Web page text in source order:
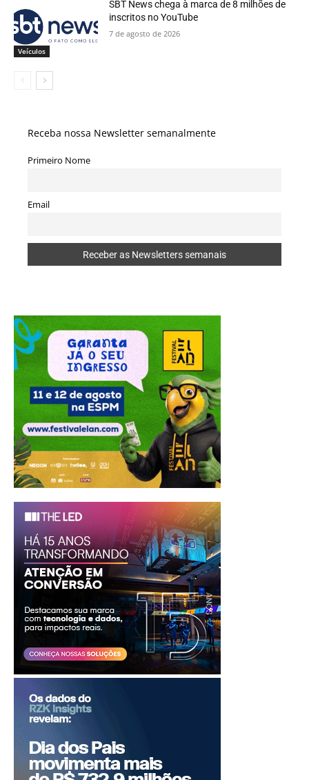
Veículos
SBT News chega à marca de 8 milhões de
inscritos no YouTube
7 de agosto de 2026
Receba nossa Newsletter semanalmente
Primeiro Nome
Email